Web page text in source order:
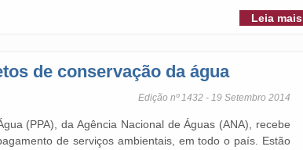
Leia mais
de conservação da água
Edição nº 1432 - 19 Setembro 2014
(PPA), da Agência Nacional de Águas (ANA), recebe
de serviços ambientais, em todo o país. Estão